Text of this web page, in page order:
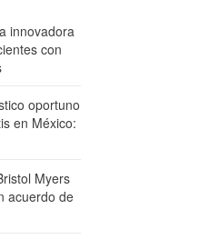
innovadora
con
oportuno
en México:
Myers
acuerdo de